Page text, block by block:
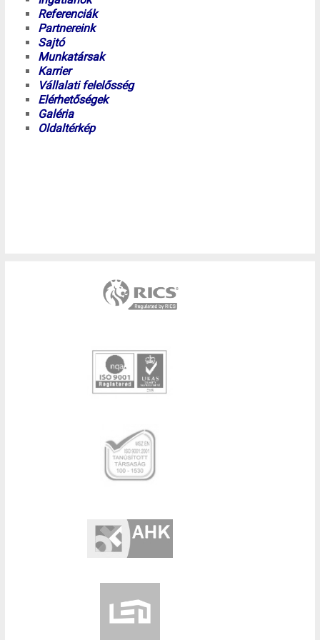
Referenciák
Partnereink
Sajtó
Munkatársak
Karrier
Vállalati felelősség
Elérhetőségek
Galéria
Oldaltérkép